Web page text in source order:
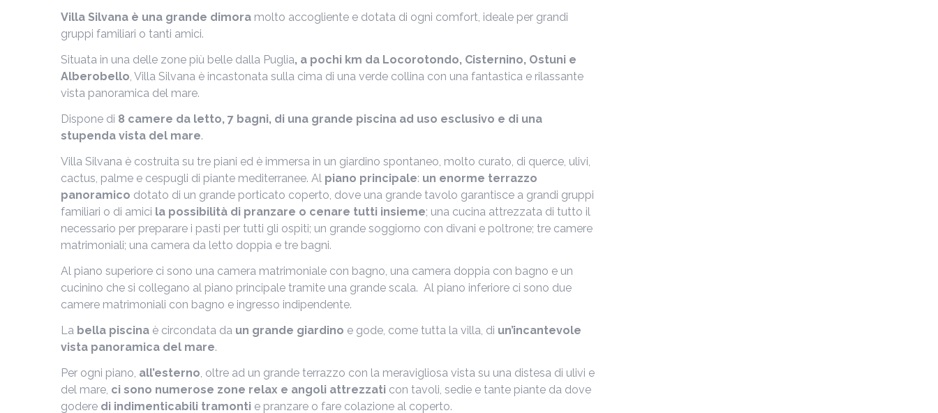
Villa Silvana è una grande dimora molto accogliente e dotata di ogni comfort, ideale per grandi
gruppi familiari o tanti amici.
Situata in una delle zone più belle dalla Puglia, a pochi km da Locorotondo, Cisternino, Ostuni e
Alberobello, Villa Silvana è incastonata sulla cima di una verde collina con una fantastica e rilassante
vista panoramica del mare.
Dispone di 8 camere da letto, 7 bagni, di una grande piscina ad uso esclusivo e di una
stupenda vista del mare.
Villa Silvana è costruita su tre piani ed è immersa in un giardino spontaneo, molto curato, di querce, ulivi,
cactus, palme e cespugli di piante mediterranee. Al piano principale: un enorme terrazzo
panoramico dotato di un grande porticato coperto, dove una grande tavolo garantisce a grandi gruppi
familiari o di amici la possibilità di pranzare o cenare tutti insieme; una cucina attrezzata di tutto il
necessario per preparare i pasti per tutti gli ospiti; un grande soggiorno con divani e poltrone; tre camere
matrimoniali; una camera da letto doppia e tre bagni.
Al piano superiore ci sono una camera matrimoniale con bagno, una camera doppia con bagno e un
cucinino che si collegano al piano principale tramite una grande scala. Al piano inferiore ci sono due
camere matrimoniali con bagno e ingresso indipendente.
La bella piscina è circondata da un grande giardino e gode, come tutta la villa, di un’incantevole
vista panoramica del mare.
Per ogni piano, all’esterno, oltre ad un grande terrazzo con la meravigliosa vista su una distesa di ulivi e
del mare, ci sono numerose zone relax e angoli attrezzati con tavoli, sedie e tante piante da dove
godere di indimenticabili tramonti e pranzare o fare colazione al coperto.